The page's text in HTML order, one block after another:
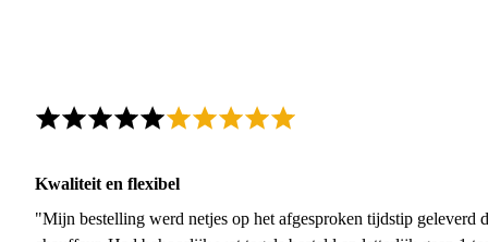
Kwaliteit en flexibel
"Mijn bestelling werd netjes op het afgesproken tijdstip geleverd